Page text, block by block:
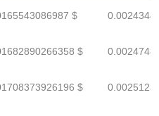
$
$
$